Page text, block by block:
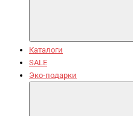
Каталоги
SALE
Эко-подарки